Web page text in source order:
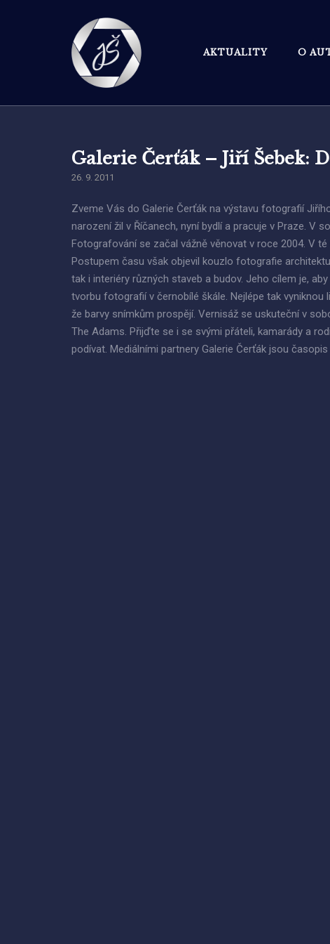
AKTUALITY O
Galerie Čerťák – Jiří Šebek:
26. 9. 2011
Zveme Vás do Galerie Čerťák na výstavu fotografií
narození žil v Říčanech, nyní bydlí a pracuje v Praze. V
Fotografování se začal vážně věnovat v roce 2004. V
Postupem času však objevil kouzlo fotografie
tak i interiéry různých staveb a budov. Jeho cílem je,
tvorbu fotografií v černobílé škále. Nejlépe tak
že barvy snímkům prospějí. Vernisáž se uskuteční v
The Adams. Přijďte se i se svými přáteli, kamarády a
podívat. Mediálními partnery Galerie Čerťák jsou